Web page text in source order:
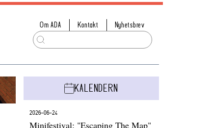
Om ADA Kontakt Nyhetsbrev
KALENDERN
2026-06-24
Minifestival: "Escaping The Map"